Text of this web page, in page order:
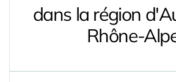
dans la région
Rhône-